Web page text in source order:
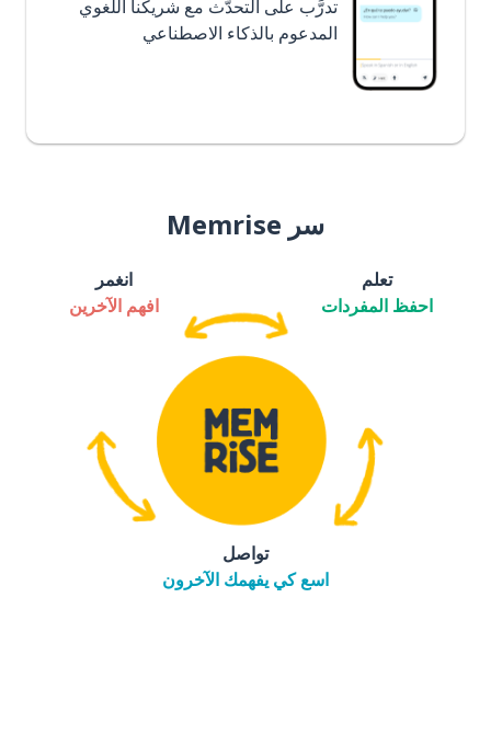
تدرَّب على التحدُّث مع شريكنا اللغوي
المدعوم بالذكاء الاصطناعي
سر Memrise
تعلم
احفظ المفردات
انغمر
افهم الآخرين
تواصل
اسع كي يفهمك الآخرون